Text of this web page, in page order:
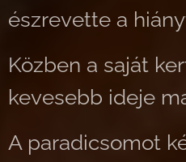
észrevette a
Közben a saját
kevesebb ideje
A paradicsomot